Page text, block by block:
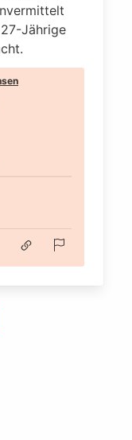
Jährige